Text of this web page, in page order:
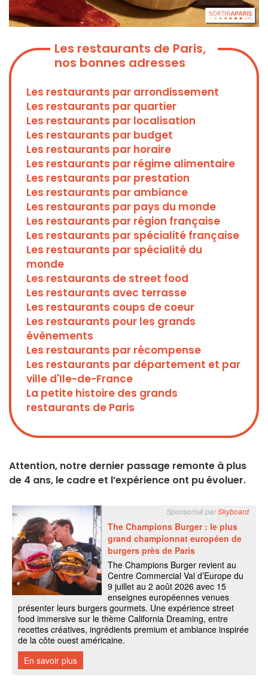
Les restaurants de Paris,
nos bonnes adresses
Les restaurants par arrondissement
Les restaurants par quartier
Les restaurants par localisation
Les restaurants par budget
Les restaurants par horaire
Les restaurants par régime alimentaire
Les restaurants par prestation
Les restaurants par ambiance
Les restaurants par pays du monde
Les restaurants par région française
Les restaurants par spécialité française
Les restaurants par spécialité du
monde
Les restaurants de street food
Les restaurants avec terrasse
Les restaurants coups de coeur
Les restaurants pour les grands
évènements
Les restaurants par récompense
Les restaurants par département et par
ville d'Ile-de-France
La petite histoire des grands
restaurants de Paris
Attention, notre dernier passage remonte à plus
de 4 ans, le cadre et l’expérience ont pu évoluer.